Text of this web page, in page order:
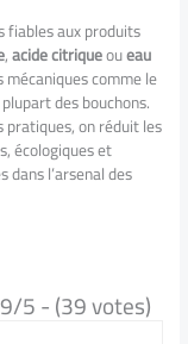
aux produits
,acide citriqueoueau
comme le
des bouchons.
on réduit les
écologiques et
dans l’arsenal des
5 - (39 votes)